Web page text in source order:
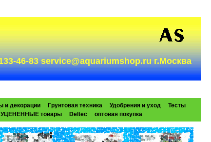
46-83 service@aquariumshop.ru г.Москва
и декорации Грунтовая техника Удобрения и уход
Тесты
УЦЕНЁННЫЕ товары Deltec оптовая покупка